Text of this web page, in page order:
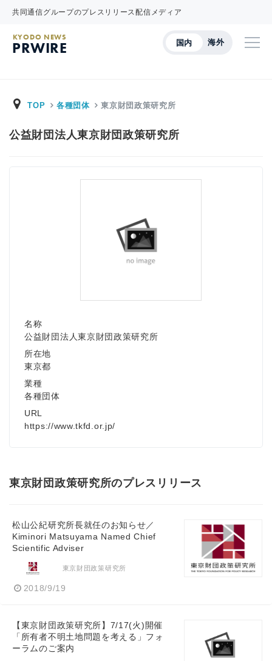
共同通信グループのプレスリリース配信メディア
国内 海外
KYODO NEWS
PRWIRE
TOP 各種団体 東京財団政策研究所
公益財団法人東京財団政策研究所
名称
公益財団法人東京財団政策研究所
所在地
東京都
業種
各種団体
URL
https://www.tkfd.or.jp/
東京財団政策研究所のプレスリリース
松山公紀研究所長就任のお知らせ／
Kiminori Matsuyama Named Chief
Scientific Adviser
東京財団政策研究所
2018/9/19
【東京財団政策研究所】7/17(火)開催
「所有者不明土地問題を考える」フォ
ーラムのご案内